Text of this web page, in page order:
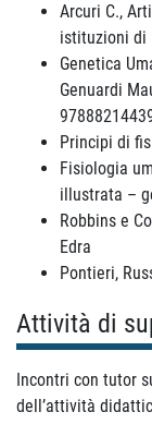
Arcuri C.,
istituzioni di
Genetica
Genuardi
Principi di
Fisiologia
illustrata –
Robbins e
Edra
Pontieri,
Attività di
Incontri con tutor
dell’attività